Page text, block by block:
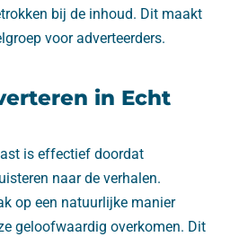
bij de inhoud. Dit maakt
voor adverteerders.
in Echt
is effectief doordat
naar de verhalen.
op een natuurlijke manier
geloofwaardig overkomen. Dit